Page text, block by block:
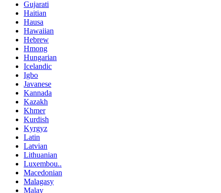
Gujarati
Haitian
Hausa
Hawaiian
Hebrew
Hmong
Hungarian
Icelandic
Igbo
Javanese
Kannada
Kazakh
Khmer
Kurdish
Kyrgyz
Latin
Latvian
Lithuanian
Luxembou..
Macedonian
Malagasy
Malay